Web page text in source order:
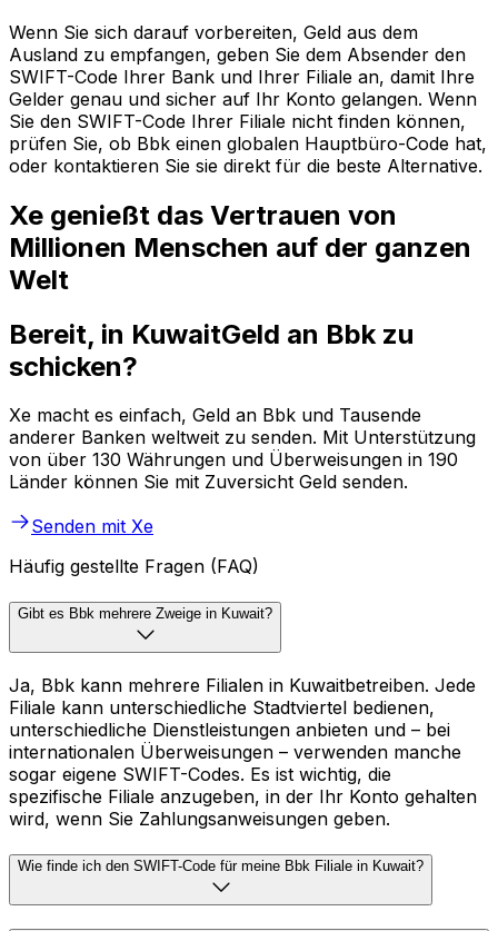
Wenn Sie sich darauf vorbereiten, Geld aus dem
Ausland zu empfangen, geben Sie dem Absender den
SWIFT-Code Ihrer Bank und Ihrer Filiale an, damit Ihre
Gelder genau und sicher auf Ihr Konto gelangen. Wenn
Sie den SWIFT-Code Ihrer Filiale nicht finden können,
prüfen Sie, ob Bbk einen globalen Hauptbüro-Code hat,
oder kontaktieren Sie sie direkt für die beste Alternative.
Xe genießt das Vertrauen von
Millionen Menschen auf der ganzen
Welt
Bereit, in KuwaitGeld an Bbk zu
schicken?
Xe macht es einfach, Geld an Bbk und Tausende
anderer Banken weltweit zu senden. Mit Unterstützung
von über 130 Währungen und Überweisungen in 190
Länder können Sie mit Zuversicht Geld senden.
Senden mit Xe
Häufig gestellte Fragen (FAQ)
Gibt es Bbk mehrere Zweige in Kuwait?
Ja, Bbk kann mehrere Filialen in Kuwaitbetreiben. Jede
Filiale kann unterschiedliche Stadtviertel bedienen,
unterschiedliche Dienstleistungen anbieten und – bei
internationalen Überweisungen – verwenden manche
sogar eigene SWIFT-Codes. Es ist wichtig, die
spezifische Filiale anzugeben, in der Ihr Konto gehalten
wird, wenn Sie Zahlungsanweisungen geben.
Wie finde ich den SWIFT-Code für meine Bbk Filiale in Kuwait?